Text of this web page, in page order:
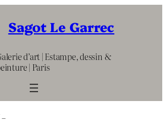
Sagot Le Garrec
d’art | Estampe, dessin &
| Paris